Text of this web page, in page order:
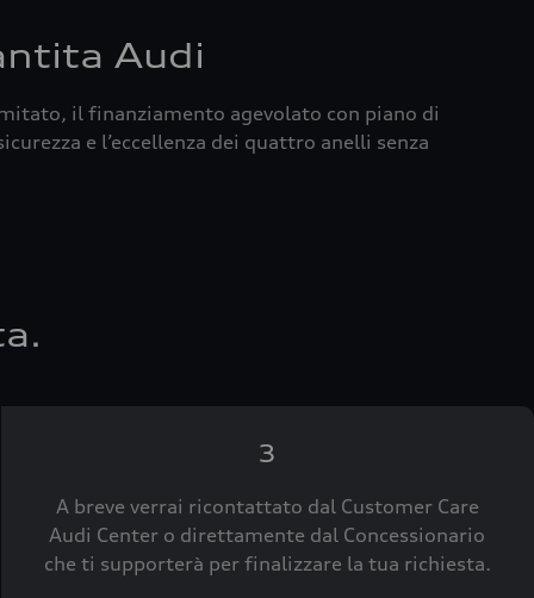
Audi
il finanziamento agevolato con piano di
e l’eccellenza dei quattro anelli senza
3
A breve verrai ricontattato dal Customer Care
Audi Center o direttamente dal Concessionario
che ti supporterà per finalizzare la tua richiesta.